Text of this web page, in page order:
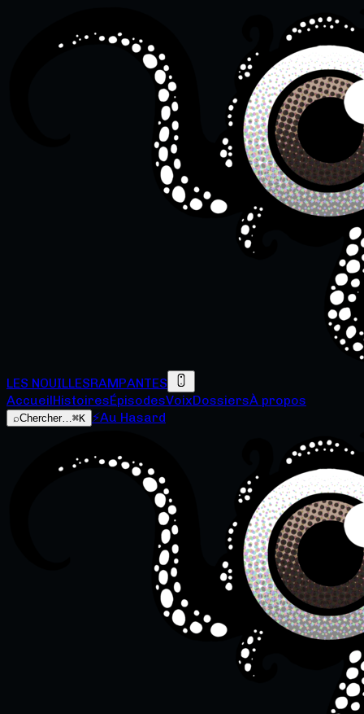
LES NOUILLESRAMPANTES
AccueilHistoiresÉpisodesVoixDossiersÀ propos
⌕Chercher…⌘K ⚡Au Hasard